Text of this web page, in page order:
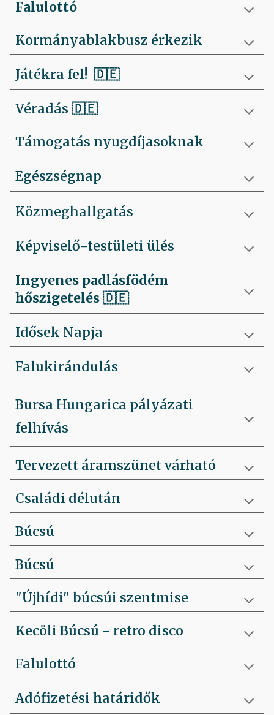
Falulottó
Kormányablakbusz érkezik
Játékra fel!🇩🇪
Véradás🇩🇪
Támogatás nyugdíjasoknak
Egészségnap
Közmeghallgatás
Képviselő-testületi ülés
Ingyenes padlásfödém
hőszigetelés🇩🇪
Idősek Napja
Falukirándulás
Bursa Hungarica pályázati
felhívás
Tervezett áramszünet várható
Családi délután
Búcsú
Búcsú
"Újhídi" búcsúi szentmise
Kecöli Búcsú - retro disco
Falulottó
Adófizetési határidők